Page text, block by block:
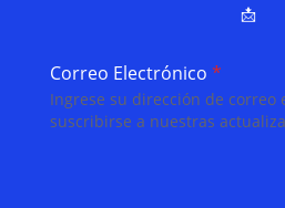
📩
Correo Electrónico *
Ingrese su dirección de correo
suscribirse a nuestras